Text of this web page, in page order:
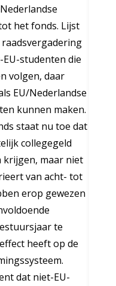
het fonds. Lijst
studenten die
volgen, daar
EU/Nederlandse
kunnen maken.
staat nu toe dat
collegegeld
krijgen, maar niet
van acht- tot
erop gewezen
te
heeft op de
dat niet-EU-